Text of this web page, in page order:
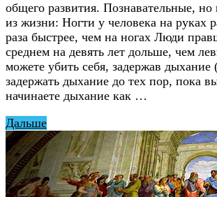
общего развития. Познавательные,
из жизни: Ногти у человека на руках
раза быстрее, чем на ногах Люди
среднем на девять лет дольше, чем
можете убить себя, задержав
задержать дыхание до тех пор, пока
начинаете дыхание как …
Дальше